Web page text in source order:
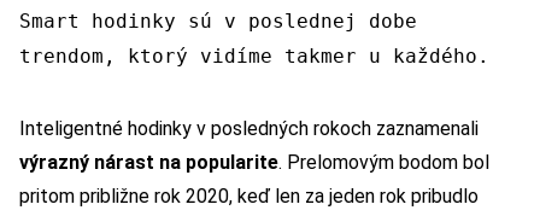
Smart hodinky sú v poslednej dobe
trendom, ktorý vidíme takmer u každého.
Inteligentné hodinky v posledných rokoch zaznamenali
výrazný nárast na popularite. Prelomovým bodom bol
pritom približne rok 2020, keď len za jeden rok pribudlo